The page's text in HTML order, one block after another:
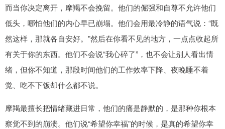
而当你决定离开，摩羯不会挽留。他们的倔强和自尊不允许他们
低头，哪怕他们的内心早已崩塌。他们会用最冷静的语气说：“既
然这样，那就各自安好。”然后在你看不见的地方，一点点收起所
有关于你的东西。他们不会说“我心碎了”，也不会让别人看出情
绪，但你不知道，那段时间他们的工作效率下降、夜晚睡不着
觉、吃不下饭却什么都不说。
摩羯最擅长把情绪藏进日常，他们的痛是静默的，是那种你根本
察觉不到的崩溃。他们说“希望你幸福”的时候，是真的希望你幸